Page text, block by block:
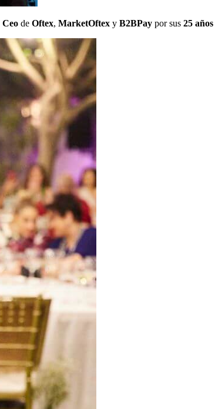
Ceo de Oftex, MarketOftex y B2BPay por sus 25 años